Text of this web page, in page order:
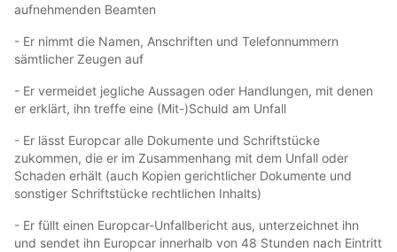
aufnehmenden Beamten
- Er nimmt die Namen, Anschriften und Telefonnummern
sämtlicher Zeugen auf
- Er vermeidet jegliche Aussagen oder Handlungen, mit denen
er erklärt, ihn treffe eine (Mit-)Schuld am Unfall
- Er lässt Europcar alle Dokumente und Schriftstücke
zukommen, die er im Zusammenhang mit dem Unfall oder
Schaden erhält (auch Kopien gerichtlicher Dokumente und
sonstiger Schriftstücke rechtlichen Inhalts)
- Er füllt einen Europcar-Unfallbericht aus, unterzeichnet ihn
und sendet ihn Europcar innerhalb von 48 Stunden nach Eintritt